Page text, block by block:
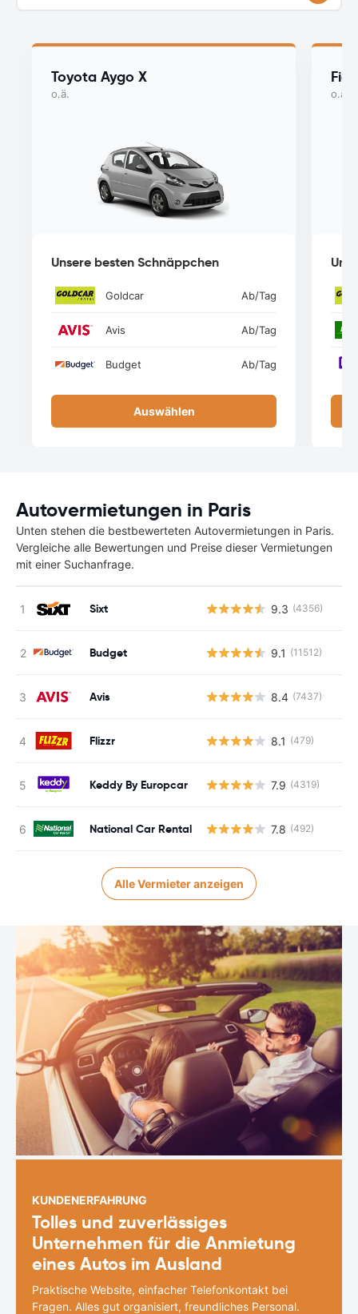
Toyota Aygo X
o.ä.
Unsere besten Schnäppchen
Goldcar Ab/Tag
Avis Ab/Tag
Budget Ab/Tag
Auswählen
o.ä.
Autovermietungen in Paris
Unten stehen die bestbewerteten Autovermietungen in Paris.
Vergleiche alle Bewertungen und Preise dieser Vermietungen
mit einer Suchanfrage.
Sixt 9.3 (4356)
Budget 9.1 (11512)
Avis 8.4 (7437)
Flizzr 8.1 (479)
Keddy By Europcar 7.9 (4319)
National Car Rental 7.8 (492)
Alle Vermieter anzeigen
KUNDENERFAHRUNG
Tolles und zuverlässiges
Unternehmen für die Anmietung
eines Autos im Ausland
Praktische Website, einfacher Telefonkontakt bei
Fragen. Alles gut organisiert, freundliches Personal.